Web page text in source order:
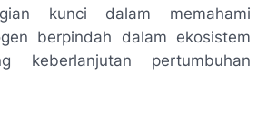
kunci dalam memahami
berpindah dalam ekosistem
keberlanjutan pertumbuhan